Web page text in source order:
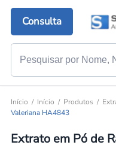
Consulta
Início Início Produtos
Valeriana HA4843
Extrato em Pó de